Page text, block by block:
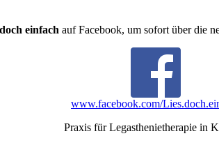
einfachauf Facebook, um sofort über die
www.facebook.com/
Praxis für Legasthenietherapie in